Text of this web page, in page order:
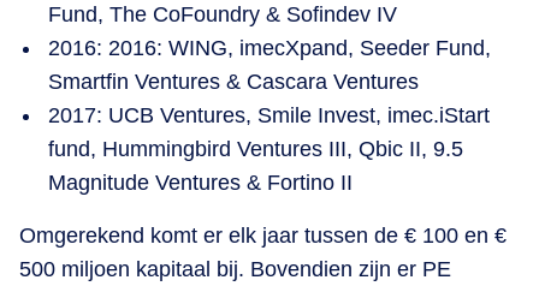
Fund, The CoFoundry & Sofindev IV
2016: 2016: WING, imecXpand, Seeder Fund,
Smartfin Ventures & Cascara Ventures
2017: UCB Ventures, Smile Invest, imec.iStart
fund, Hummingbird Ventures III, Qbic II, 9.5
Magnitude Ventures & Fortino II
Omgerekend komt er elk jaar tussen de € 100 en €
500 miljoen kapitaal bij. Bovendien zijn er PE